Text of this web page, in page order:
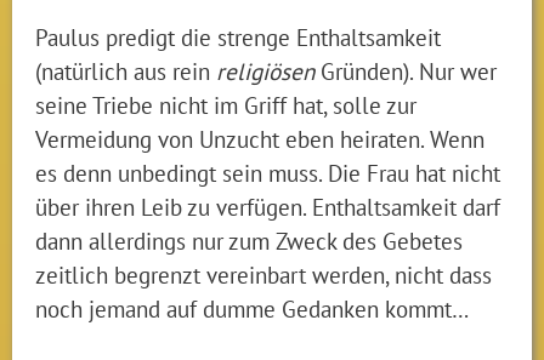
Paulus predigt die strenge Enthaltsamkeit
(natürlich aus rein religiösen Gründen). Nur wer
seine Triebe nicht im Griff hat, solle zur
Vermeidung von Unzucht eben heiraten. Wenn
es denn unbedingt sein muss. Die Frau hat nicht
über ihren Leib zu verfügen. Enthaltsamkeit darf
dann allerdings nur zum Zweck des Gebetes
zeitlich begrenzt vereinbart werden, nicht dass
noch jemand auf dumme Gedanken kommt…